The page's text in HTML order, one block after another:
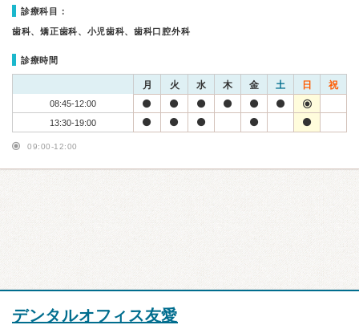
診療科目：
歯科、矯正歯科、小児歯科、歯科口腔外科
診療時間
月 火 水 木 金 土 日 祝
08:45-12:00
13:30-19:00
09:00-12:00
デンタルオフィス友愛